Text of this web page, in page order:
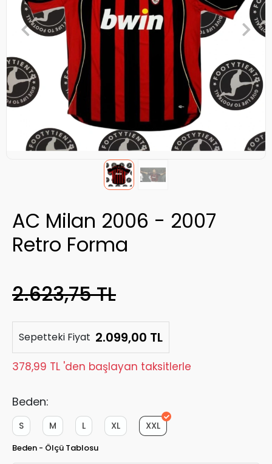
AC Milan 2006 - 2007
Retro Forma
2.623,75 TL
Sepetteki Fiyat 2.099,00 TL
378,99 TL 'den başlayan taksitlerle
Beden:
XXL
XL
L
M
S
Beden - Ölçü Tablosu